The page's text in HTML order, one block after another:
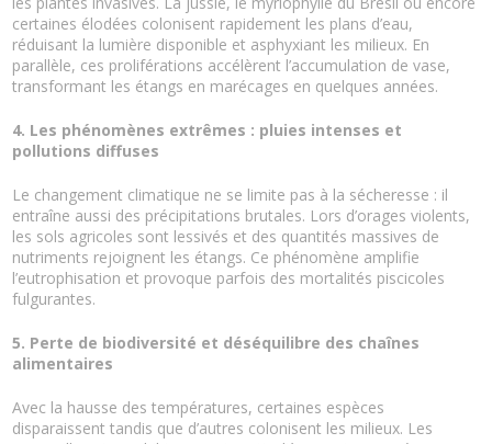
certaines élodées colonisent rapidement les plans d’eau,
réduisant la lumière disponible et asphyxiant les milieux. En
parallèle, ces proliférations accélèrent l’accumulation de vase,
transformant les étangs en marécages en quelques années.
4. Les phénomènes extrêmes : pluies intenses et
pollutions diffuses
Le changement climatique ne se limite pas à la sécheresse : il
entraîne aussi des précipitations brutales. Lors d’orages violents,
les sols agricoles sont lessivés et des quantités massives de
nutriments rejoignent les étangs. Ce phénomène amplifie
l’eutrophisation et provoque parfois des mortalités piscicoles
fulgurantes.
5. Perte de biodiversité et déséquilibre des chaînes
alimentaires
Avec la hausse des températures, certaines espèces
disparaissent tandis que d’autres colonisent les milieux. Les